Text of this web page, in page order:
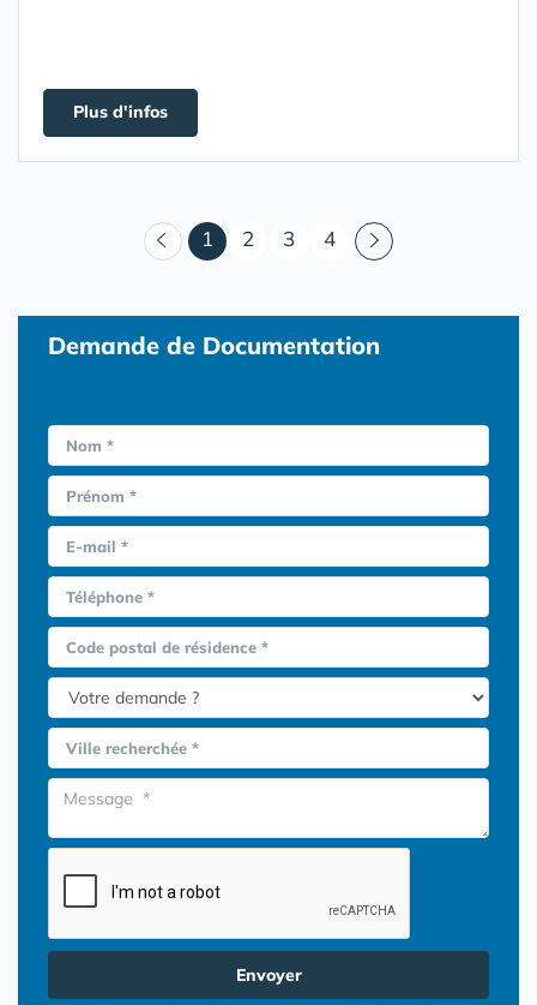
Plus d'infos
1 (courant)
2 3 4
Demande de Documentation
Nom *
Prénom *
E-mail *
Téléphone *
Code postal de résidence *
Ville recherchée *
Envoyer